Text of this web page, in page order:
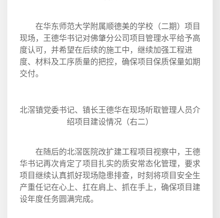
在华东师范大学附属顺德美的学校（二期）项目
现场，王德华书记对佛肇分公司项目管理水平给予高
度认可，并希望在后续的施工中，继续加强工程进
度、材料及工序质量的把控，确保项目保质保量如期
交付。
北滘镇党委书记、镇长王德华在现场听取管理人员介
绍项目建设情况（右二）
在随后的北滘医院改扩建工程项目视察中，王德
华书记再次肯定了项目扎实的质安常态化管理，要求
项目继续认真抓好现场隐患排查，时刻将项目安全生
产重任记在心上、扛在肩上、抓在手上，确保项目建
设年度任务圆满完成。